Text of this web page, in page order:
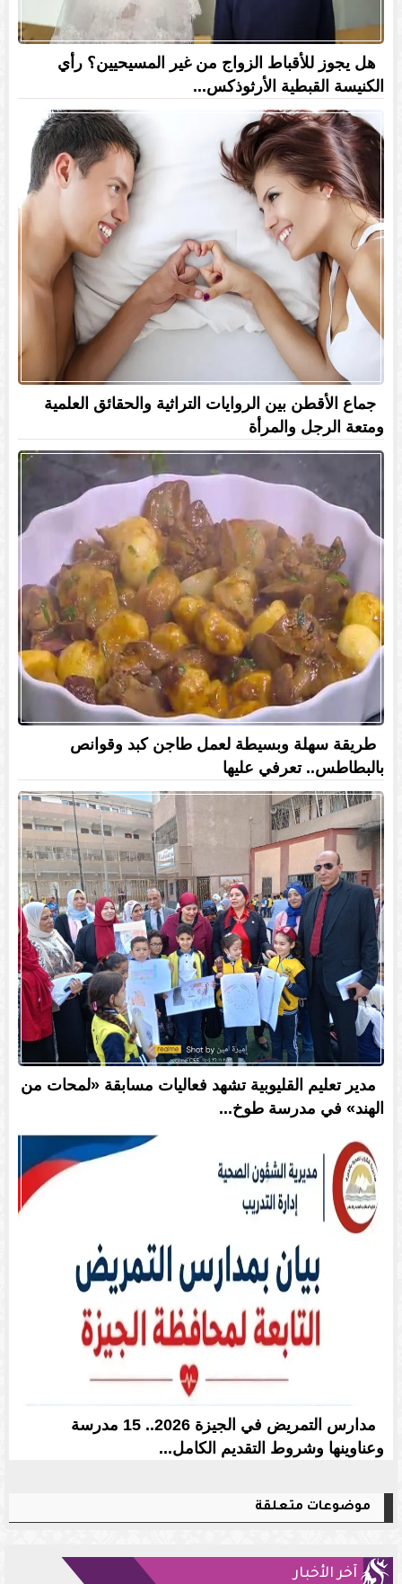
هل يجوز للأقباط الزواج من غير المسيحيين؟ رأي
الكنيسة القبطية الأرثوذكس...
جماع الأقطن بين الروايات التراثية والحقائق العلمية
ومتعة الرجل والمرأة
طريقة سهلة وبسيطة لعمل طاجن كبد وقوانص
بالبطاطس.. تعرفي عليها
مدير تعليم القليوبية تشهد فعاليات مسابقة «لمحات من
الهند» في مدرسة طوخ...
مدارس التمريض في الجيزة 2026.. 15 مدرسة
وعناوينها وشروط التقديم الكامل...
موضوعات متعلقة
آخر الأخبار